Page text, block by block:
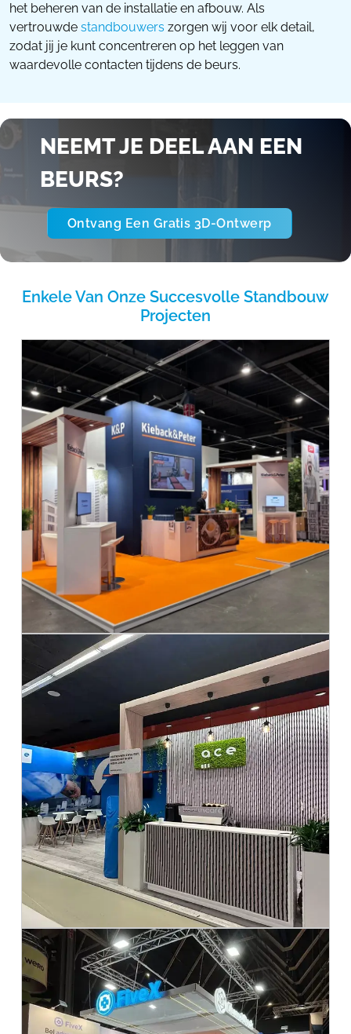
het beheren van de installatie en afbouw. Als
vertrouwde standbouwers zorgen wij voor elk detail,
zodat jij je kunt concentreren op het leggen van
waardevolle contacten tijdens de beurs.
NEEMT JE DEEL AAN EEN
BEURS?
Ontvang Een Gratis 3D-Ontwerp
Enkele Van Onze Succesvolle Standbouw
Projecten